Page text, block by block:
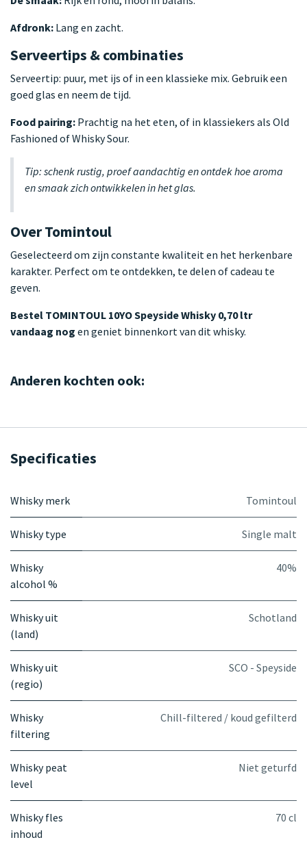
Afdronk: Lang en zacht.
Serveertips & combinaties
Serveertip: puur, met ijs of in een klassieke mix. Gebruik een
goed glas en neem de tijd.
Food pairing: Prachtig na het eten, of in klassiekers als Old
Fashioned of Whisky Sour.
Tip: schenk rustig, proef aandachtig en ontdek hoe aroma
en smaak zich ontwikkelen in het glas.
Over Tomintoul
Geselecteerd om zijn constante kwaliteit en het herkenbare
karakter. Perfect om te ontdekken, te delen of cadeau te
geven.
Bestel TOMINTOUL 10YO Speyside Whisky 0,70 ltr
vandaag nog en geniet binnenkort van dit whisky.
Anderen kochten ook:
Specificaties
Whisky merk Tomintoul
Whisky type Single malt
Whisky
alcohol %
40%
Whisky uit
(land)
Schotland
Whisky uit
(regio)
SCO - Speyside
Whisky
filtering
Chill-filtered / koud gefilterd
Whisky peat
level
Niet geturfd
Whisky fles
inhoud
70 cl